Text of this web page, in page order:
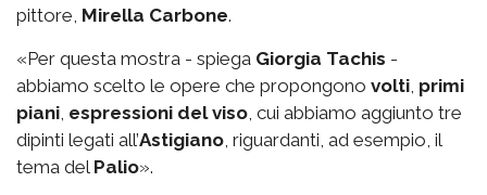
pittore, Mirella Carbone.
«Per questa mostra - spiega Giorgia Tachis -
abbiamo scelto le opere che propongono volti primi
piani espressioni del viso , cui abbiamo aggiunto tre
dipinti legati all’Astigiano , riguardanti, ad esempio, il
tema del Palio».